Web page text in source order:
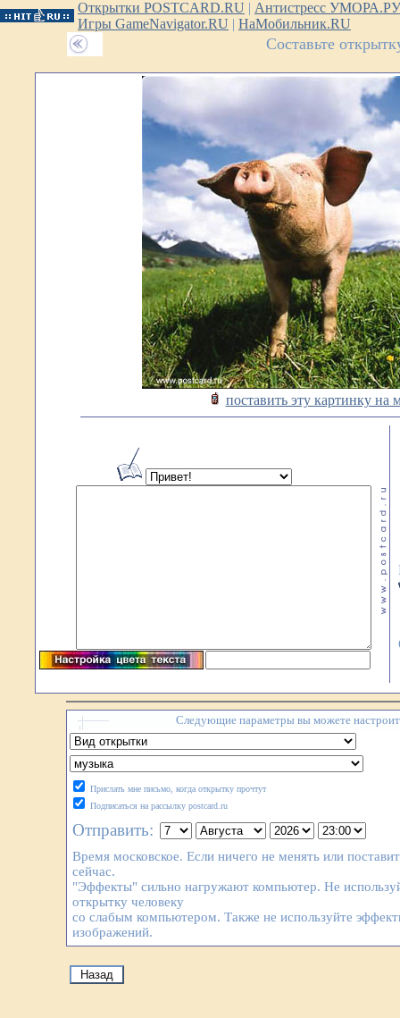
Открытки POSTCARD.RU | Антистресс УМОРА.РУ
Игры GameNavigator.RU | НаМобильник.RU
Составьте
поставить эту картинку на
Следующие параметры вы можете
Прислать мне письмо, когда открытку прочтут
Подписаться на рассылку postcard.ru
Отправить:
Время московское. Если ничего не менять или
сейчас.
"Эффекты" сильно нагружают компьютер. Не
открытку человеку
со слабым компьютером. Также не используйте
изображений.